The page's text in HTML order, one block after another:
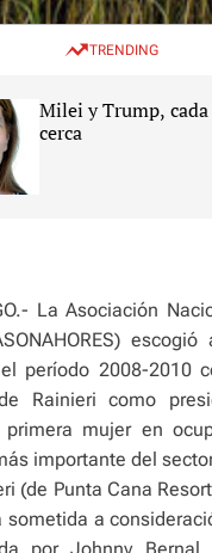
TRENDING
Milei y Trump, cada
cerca
La Asociación
período 2008-2010
Rainieri como
mujer en
importante del
(de Punta Cana
sometida a